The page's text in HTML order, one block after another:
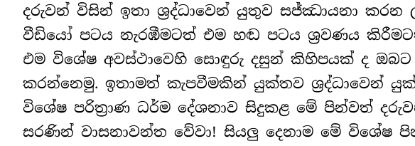
දරුවන් විසින් ඉතා ශ්‍රද්ධාවෙන් යුතුව සජ්ඣායනා කරන
වීඩියෝ පටය නැරඹීමටත් එම හඬ පටය ශ්‍රවණය
එම විශේෂ අවස්ථාවෙහි සොඳුරු දසුන් කිහිපයක් ද ඔබට
කරන්නෙමු. ඉතාමත් කැපවීමකින් යුක්තව ශ්‍රද්ධාවෙන්
විශේෂ පරිත්‍රාණ ධර්ම දේශනාව සිදුකළ මේ පින්වත්
සරණින් වාසනාවන්ත වේවා! සියලු දෙනාම මේ විශේෂ